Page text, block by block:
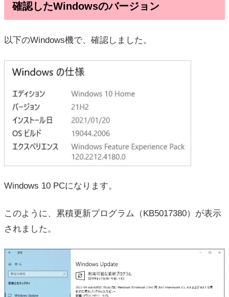
確認したWindowsのバージョン
以下のWindows機で、確認しました。
Windows 10 PCになります。
このように、累積更新プログラム（KB5017380）が表示
されました。